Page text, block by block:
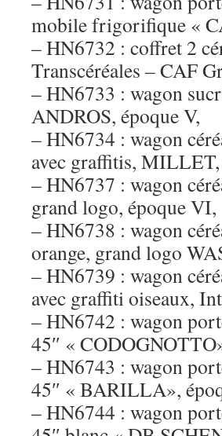
mobile frigorifique «
– HN6732 : coffret 2
Transcéréales – CAF
– HN6733 : wagon
ANDROS, époque V,
– HN6734 : wagon
avec graffitis,
– HN6737 : wagon
grand logo, époque VI,
– HN6738 : wagon
orange, grand logo
– HN6739 : wagon
avec graffiti oiseaux,
– HN6742 : wagon
45″ «
– HN6743 : wagon
45″ « BARILLA»,
– HN6744 : wagon